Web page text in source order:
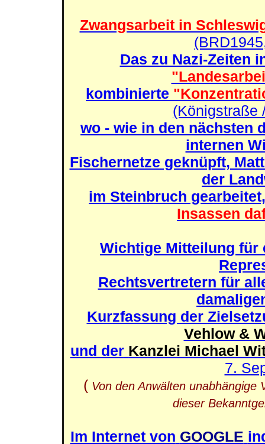
Zwangsarbeit in
Das zu Nazi-Zeiten
kombinierte
(Königstraße
wo - wie in den nächsten
internen
Fischernetze geknüpft,
der
im Steinbruch
Insassen
Wichtige Mitteilung für
Rechtsvertretern für
Kurzfassung der
Vehlow &
und der Kanzlei Michael
7.
( Von den Anwälten unabhängige
dieser
Im Internet von GOOGLE